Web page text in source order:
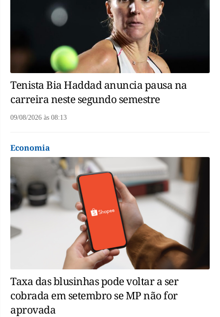
Tenista Bia Haddad anuncia pausa na
carreira neste segundo semestre
09/08/2026 às 08:13
Economia
Taxa das blusinhas pode voltar a ser
cobrada em setembro se MP não for
aprovada